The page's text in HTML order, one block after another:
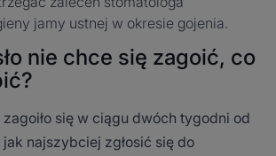
jamy ustnej w okresie gojenia.
nie chce się zagoić, co
zagoiło się w ciągu dwóch tygodni od
najszybciej zgłosić się do